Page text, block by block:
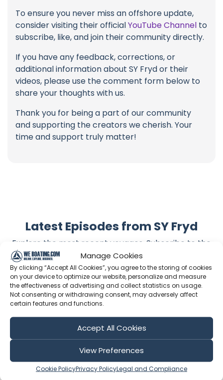
Manage Cookies
By clicking “Accept All Cookies”, you agree to the storing of cookies
on your device to optimize our website, personalize and measure
the effectiveness of advertising and collect statistics on usage.
Not consenting or withdrawing consent, may adversely affect
certain features and functions.
Accept All Cookies
View Preferences
Cookie PolicyPrivacy PolicyLegal and Compliance
To ensure you never miss an offshore update,
consider visiting their officialYouTube Channel to
subscribe, like, and join their community directly.
If you have any feedback, corrections, or
additional information about SY Fryd or their
videos, please use the comment form below to
share your thoughts with us.
Thank you for being a part of our community
and supporting the creators we cherish. Your
time and support truly matter!
Latest Episodes from SY Fryd
Explore the most recent voyages. Subscribe to the
channel to never miss an update!
Showing 1-6 of 128 results
Search
Sort by